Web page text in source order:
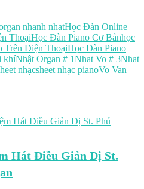
nhanh nhatHọc Đàn Online
ThoạiHọc Đàn Piano Cơ Bảnhọc
Trên Điện ThoạiHọc Đàn Piano
khíNhật Organ # 1Nhat Vo # 3Nhat
nhạcsheet nhạc pianoVo Van
Hát Điều Giản Dị St.